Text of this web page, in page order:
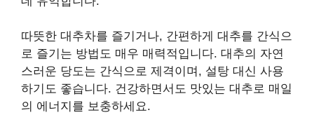
따뜻한 대추차를 즐기거나, 간편하게 대추를 간식으
로 즐기는 방법도 매우 매력적입니다. 대추의 자연
스러운 당도는 간식으로 제격이며, 설탕 대신 사용
하기도 좋습니다. 건강하면서도 맛있는 대추로 매일
의 에너지를 보충하세요.